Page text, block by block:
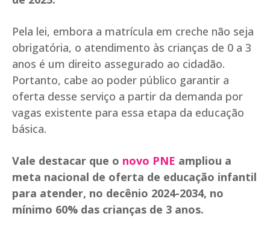
Pela lei, embora a matrícula em creche não seja
obrigatória, o atendimento às crianças de 0 a 3
anos é um direito assegurado ao cidadão.
Portanto, cabe ao poder público garantir a
oferta desse serviço a partir da demanda por
vagas existente para essa etapa da educação
básica.
Vale destacar que o novo PNE ampliou a
meta nacional de oferta de educação infantil
para atender, no decênio 2024-2034, no
mínimo 60% das crianças de 3 anos.